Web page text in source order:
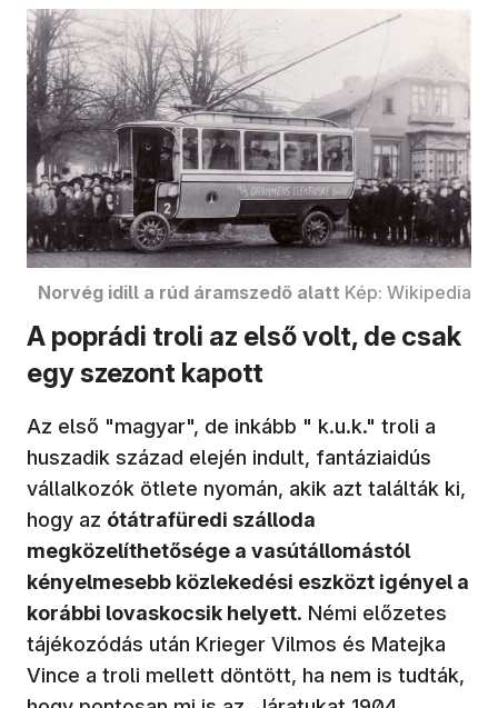
Norvég idill a rúd áramszedő alatt Kép: Wikipedia
A poprádi troli az első volt, de csak
egy szezont kapott
Az első "magyar", de inkább " k.u.k." troli a
huszadik század elején indult, fantáziaidús
vállalkozók ötlete nyomán, akik azt találták ki,
hogy az ótátrafüredi szálloda
megközelíthetősége a vasútállomástól
kényelmesebb közlekedési eszközt igényel a
korábbi lovaskocsik helyett. Némi előzetes
tájékozódás után Krieger Vilmos és Matejka
Vince a troli mellett döntött, ha nem is tudták,